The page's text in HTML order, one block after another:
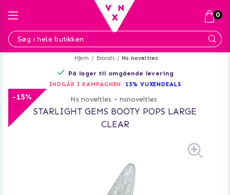
Hjem Brands Ns novelties
På lager til omgående levering
INDGÅR I KAMPAGNEN : 15% VUXENDEALS
-15% Ns novelties - nsnovelties
STARLIGHT GEMS BOOTY POPS LARGE
CLEAR
0